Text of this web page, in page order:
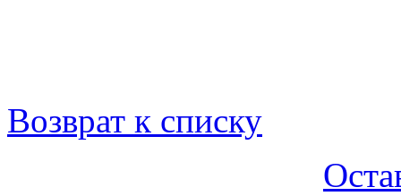
Возврат к списку